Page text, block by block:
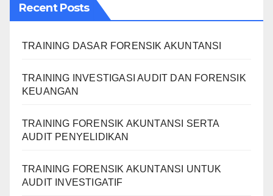
Recent Posts
TRAINING DASAR FORENSIK AKUNTANSI
TRAINING INVESTIGASI AUDIT DAN FORENSIK
KEUANGAN
TRAINING FORENSIK AKUNTANSI SERTA
AUDIT PENYELIDIKAN
TRAINING FORENSIK AKUNTANSI UNTUK
AUDIT INVESTIGATIF